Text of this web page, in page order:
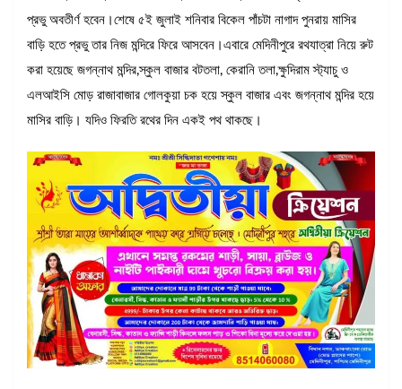
প্রভু অবতীর্ণ হবেন।শেষে ৫ই জুলাই শনিবার বিকেল পাঁচটা নাগাদ পুনরায় মাসির
বাড়ি হতে প্রভু তার নিজ মন্দিরে ফিরে আসবেন।এবারে মেদিনীপুরে রথযাত্রা নিয়ে রুট
করা হয়েছে জগন্নাথ মন্দির,স্কুল বাজার বটতলা, কেরানি তলা,ক্ষুদিরাম স্ট্যাচু ও
এলআইসি মোড় রাজাবাজার গোলকুয়া চক হয়ে স্কুল বাজার এবং জগন্নাথ মন্দির হয়ে
মাসির বাড়ি। যদিও ফিরতি রথের দিন একই পথ থাকছে।